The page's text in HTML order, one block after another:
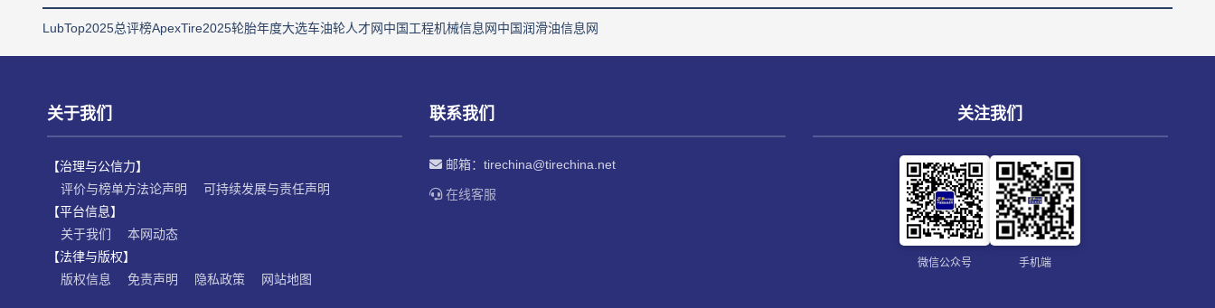
LubTop2025总评榜ApexTire2025轮胎年度大选车油轮人才网中国工程机械信息网中国润滑油信息网
关于我们
【治理与公信力】
评价与榜单方法论声明
可持续发展与责任声明
【平台信息】
关于我们
本网动态
【法律与版权】
版权信息
免责声明 隐私政策 网站地图
联系我们
邮箱：tirechina@tirechina.net
在线客服
关注我们
微信公众号 手机端